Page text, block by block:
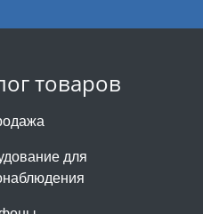
товаров
для